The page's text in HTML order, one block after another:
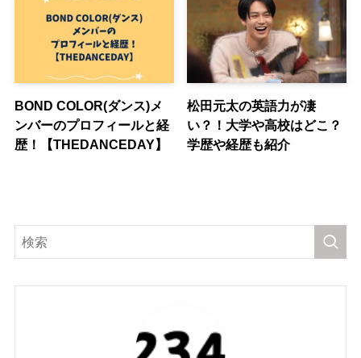
BOND COLOR(ダンス)メ
ンバーのプロフィールと経
歴！【THEDANCEDAY】
松田元太の英語力が凄
い？！大学や高校はどこ？
学歴や経歴も紹介